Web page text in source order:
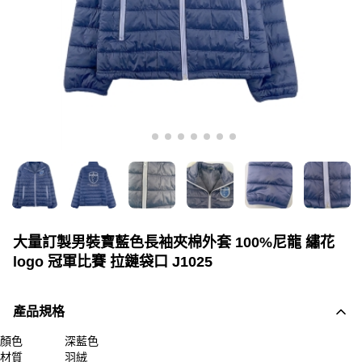
大量訂製男裝寶藍色長袖夾棉外套 100%尼龍 繡花
logo 冠軍比賽 拉鏈袋口 J1025
產品規格
顏色
深藍色
材質
羽絨